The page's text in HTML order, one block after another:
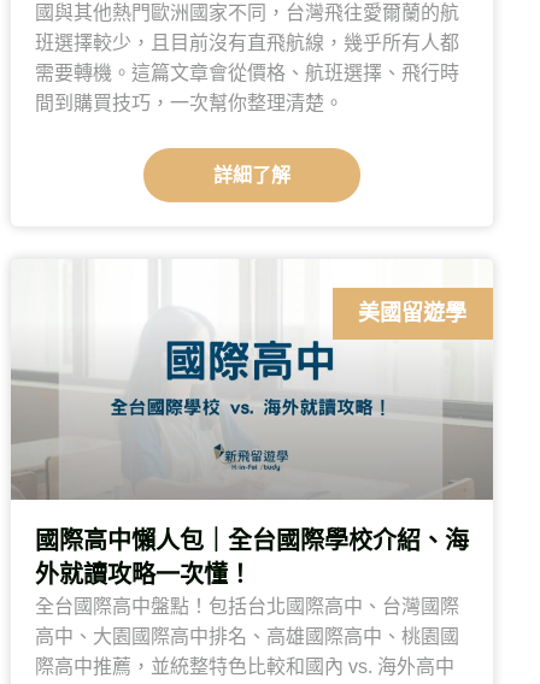
國與其他熱門歐洲國家不同，台灣飛往愛爾蘭的航
班選擇較少，且目前沒有直飛航線，幾乎所有人都
需要轉機。這篇文章會從價格、航班選擇、飛行時
間到購買技巧，一次幫你整理清楚。
詳細了解
美國留遊學
國際高中懶人包｜全台國際學校介紹、海
外就讀攻略一次懂！
全台國際高中盤點！包括台北國際高中、台灣國際
高中、大園國際高中排名、高雄國際高中、桃園國
際高中推薦，並統整特色比較和國內 vs. 海外高中